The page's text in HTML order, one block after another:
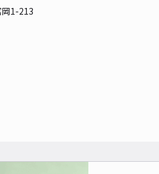
1-213